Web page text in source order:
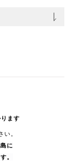
ます
。
に
。